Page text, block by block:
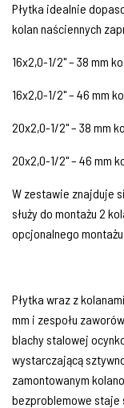
Płytka idealnie
kolan naściennych
16x2,0-1/2" – 38 mm
16x2,0-1/2" – 46 mm
20x2,0-1/2" – 38 mm
20x2,0-1/2" – 46 mm
W zestawie znajduje
służy do montażu 2
opcjonalnego
Płytka wraz z
mm i zespołu
blachy stalowej
wystarczającą
zamontowanym
bezproblemowe staje